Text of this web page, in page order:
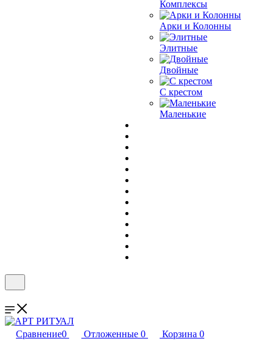
Комплексы
Арки и Колонны
Элитные
Двойные
С крестом
Маленькие
Сравнение0 Отложенные 0 Корзина 0